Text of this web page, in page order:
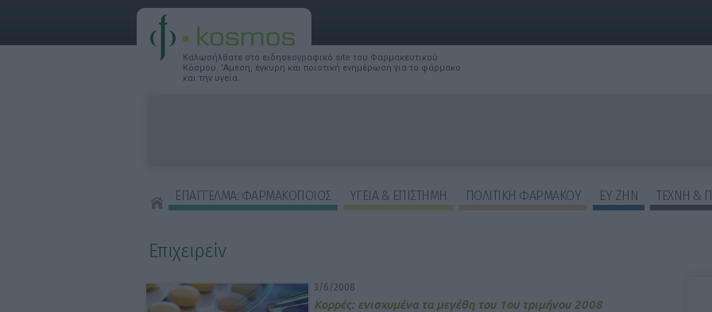
Καλωσήλθατε στο ειδησεογραφικό site του Φαρμακευτικού
Κόσμου. 'Αμεση, έγκυρη και ποιοτική ενημέρωση για το φάρμακο
και την υγεία.
ΕΠΑΓΓΕΛΜΑ: ΦΑΡΜΑΚΟΠΟΙΟΣ ΥΓΕΙΑ & ΕΠΙΣΤΗΜΗ ΠΟΛΙΤΙΚΗ ΦΑΡΜΑΚΟΥ ΕΥ ΖΗΝ
ΤΕΧΝΗ &
Επιχειρείν
3/6/2008
Κορρές: ενισχυμένα τα μεγέθη του 1ου τριμήνου 2008